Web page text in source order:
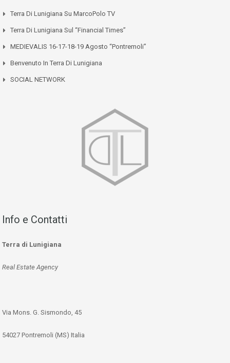
Terra Di Lunigiana Su MarcoPolo TV
Terra Di Lunigiana Sul “Financial Times”
MEDIEVALIS 16-17-18-19 Agosto “Pontremoli”
Benvenuto In Terra Di Lunigiana
SOCIAL NETWORK
Info e Contatti
Terra di Lunigiana
Real Estate Agency
Via Mons. G. Sismondo, 45
54027 Pontremoli (MS) Italia